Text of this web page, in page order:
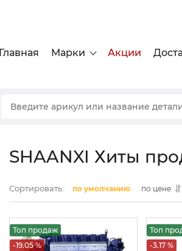
Главная Марки Акции
SHAANXI Хиты
Сортировать: по умолчанию по цене
Топ продаж
-19.05 %
Топ
-3.17 %